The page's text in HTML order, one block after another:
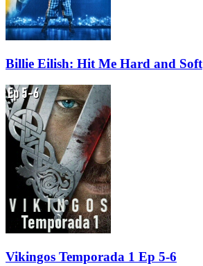
Billie Eilish: Hit Me Hard and Soft
Vikingos Temporada 1 Ep 5-6